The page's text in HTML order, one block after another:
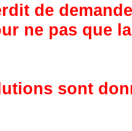
de
ne pas que
sont